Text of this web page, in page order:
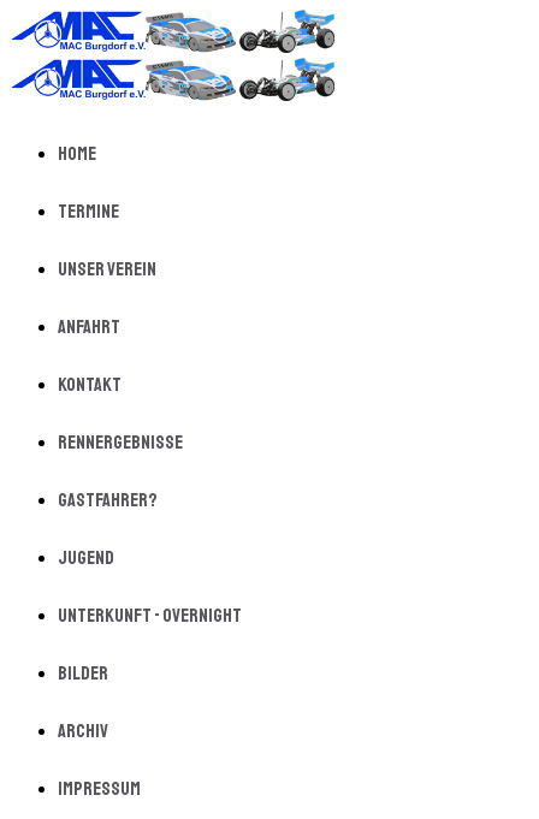
Home
Termine
Unser Verein
Anfahrt
Kontakt
Rennergebnisse
Gastfahrer?
Jugend
Unterkunft - Overnight
Bilder
Archiv
Impressum